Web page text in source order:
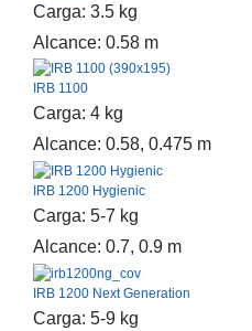
Carga: 3.5 kg
Alcance: 0.58 m
IRB 1100
Carga: 4 kg
Alcance: 0.58, 0.475 m
IRB 1200 Hygienic
Carga: 5-7 kg
Alcance: 0.7, 0.9 m
IRB 1200 Next Generation
Carga: 5-9 kg